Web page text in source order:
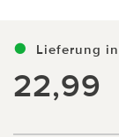
Lieferung
22,99